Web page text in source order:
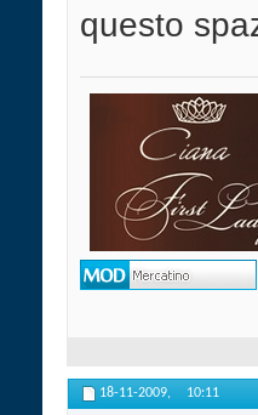
questo
18-11-2009, 10:11